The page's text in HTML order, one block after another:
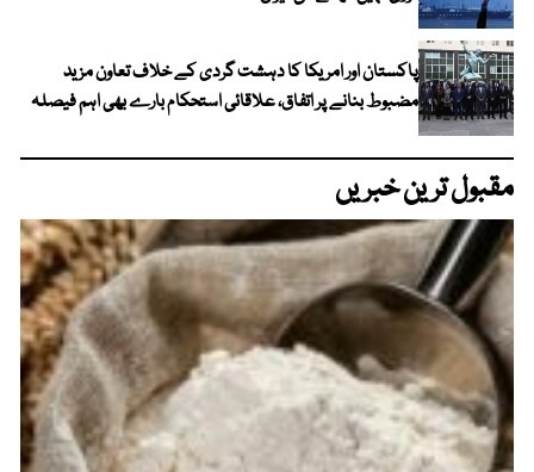
پاکستان اور امریکا کا دہشت گردی کے خلاف تعاون مزید
مضبوط بنانے پر اتفاق، علاقائی استحکام بارے بھی اہم فیصلہ
مقبول ترین خبریں